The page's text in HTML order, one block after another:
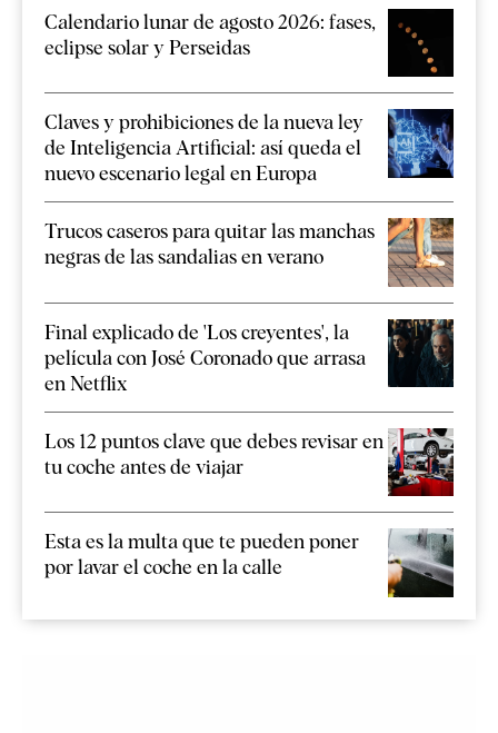
Calendario lunar de agosto 2026: fases,
eclipse solar y Perseidas
Claves y prohibiciones de la nueva ley
de Inteligencia Artificial: así queda el
nuevo escenario legal en Europa
Trucos caseros para quitar las manchas
negras de las sandalias en verano
Final explicado de 'Los creyentes', la
película con José Coronado que arrasa
en Netflix
Los 12 puntos clave que debes revisar en
tu coche antes de viajar
Esta es la multa que te pueden poner
por lavar el coche en la calle